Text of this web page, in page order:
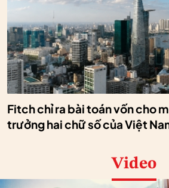
Fitch chỉ ra bài toán vốn cho
trưởng hai chữ số của Việt
Video